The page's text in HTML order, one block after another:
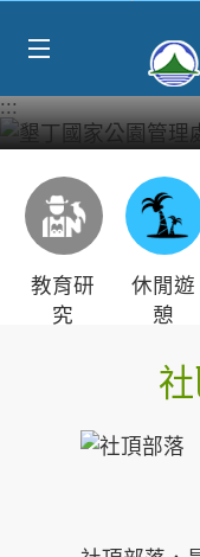
:::
教育研
究
休閒遊
憩